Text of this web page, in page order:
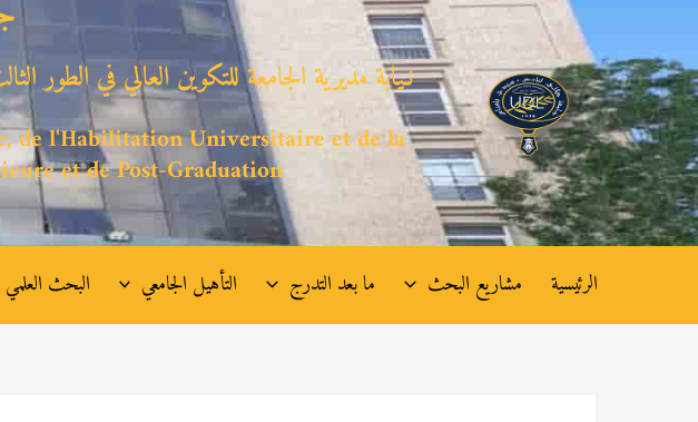
المحتوى
نـيابة مديرية الجامعة للتكوين العالي في الطور
de l'Habilitation Universitaire et de la
et de Post-Graduation
الرئيسية مشاريع البحث ما بعد التدرج التأهيل الجامعي البحث العلمي